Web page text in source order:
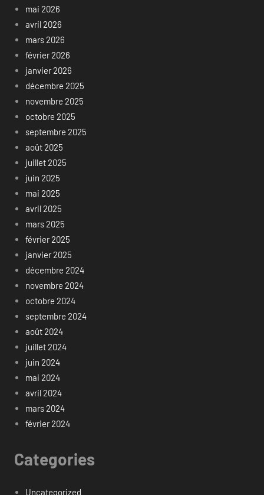
mai 2026
avril 2026
mars 2026
février 2026
janvier 2026
décembre 2025
novembre 2025
octobre 2025
septembre 2025
août 2025
juillet 2025
juin 2025
mai 2025
avril 2025
mars 2025
février 2025
janvier 2025
décembre 2024
novembre 2024
octobre 2024
septembre 2024
août 2024
juillet 2024
juin 2024
mai 2024
avril 2024
mars 2024
février 2024
Categories
Uncategorized